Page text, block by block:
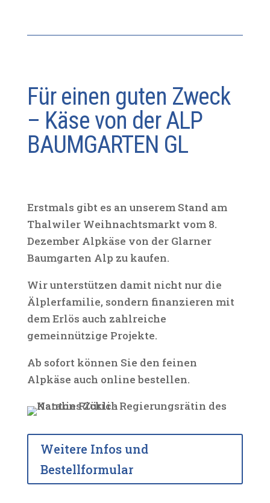
Für einen guten Zweck
– Käse von der ALP
BAUMGARTEN GL
Erstmals gibt es an unserem Stand am
Thalwiler Weihnachtsmarkt vom 8.
Dezember Alpkäse von der Glarner
Baumgarten Alp zu kaufen.
Wir unterstützen damit nicht nur die
Älplerfamilie, sondern finanzieren mit
dem Erlös auch zahlreiche
gemeinnützige Projekte.
Ab sofort können Sie den feinen
Alpkäse auch online bestellen.
Weitere Infos und
Bestellformular